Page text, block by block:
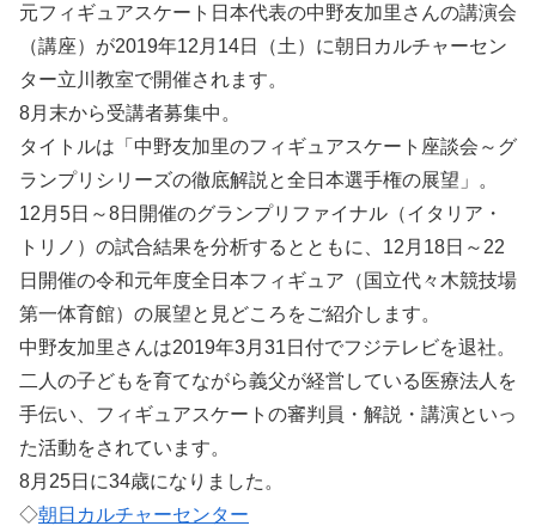
元フィギュアスケート日本代表の中野友加里さんの講演会
（講座）が2019年12月14日（土）に朝日カルチャーセン
ター立川教室で開催されます。
8月末から受講者募集中。
タイトルは「中野友加里のフィギュアスケート座談会～グ
ランプリシリーズの徹底解説と全日本選手権の展望」。
12月5日～8日開催のグランプリファイナル（イタリア・
トリノ）の試合結果を分析するとともに、12月18日～22
日開催の令和元年度全日本フィギュア（国立代々木競技場
第一体育館）の展望と見どころをご紹介します。
中野友加里さんは2019年3月31日付でフジテレビを退社。
二人の子どもを育てながら義父が経営している医療法人を
手伝い、フィギュアスケートの審判員・解説・講演といっ
た活動をされています。
8月25日に34歳になりました。
◇朝日カルチャーセンター